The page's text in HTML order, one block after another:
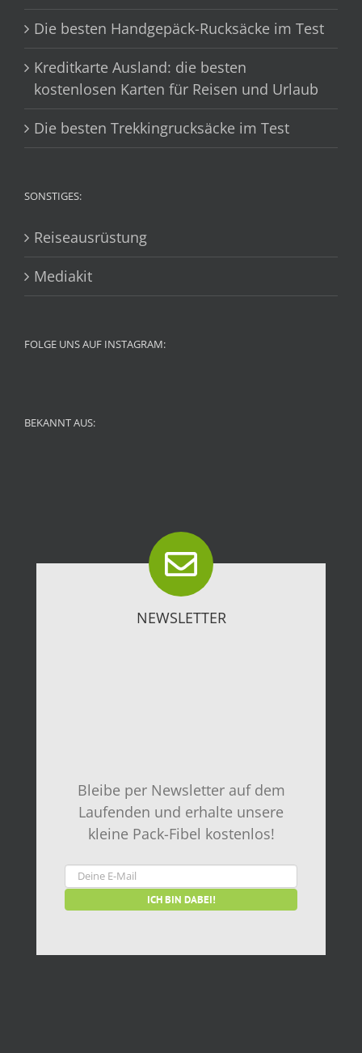
Die besten Handgepäck-Rucksäcke im Test
Kreditkarte Ausland: die besten
kostenlosen Karten für Reisen und Urlaub
Die besten Trekkingrucksäcke im Test
SONSTIGES:
Reiseausrüstung
Mediakit
FOLGE UNS AUF INSTAGRAM:
BEKANNT AUS:
NEWSLETTER
Bleibe per Newsletter auf dem
Laufenden und erhalte unsere
kleine Pack-Fibel kostenlos!